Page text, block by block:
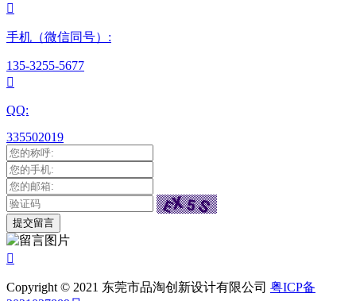

手机（微信同号）:
135-3255-5677

QQ:
335502019

Copyright © 2021 东莞市品淘创新设计有限公司 粤ICP备